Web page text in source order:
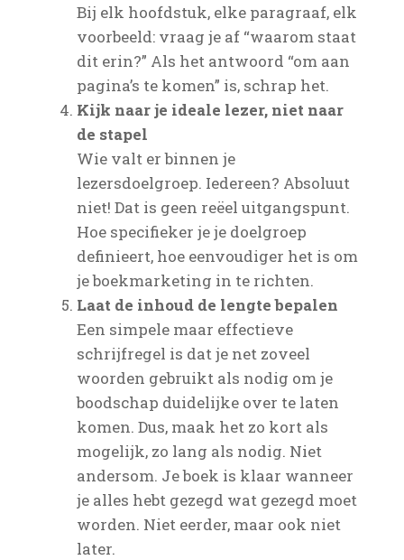
Bij elk hoofdstuk, elke paragraaf, elk
voorbeeld: vraag je af “waarom staat
dit erin?” Als het antwoord “om aan
pagina’s te komen” is, schrap het.
Kijk naar je ideale lezer, niet naar
de stapel
Wie valt er binnen je
lezersdoelgroep. Iedereen? Absoluut
niet! Dat is geen reëel uitgangspunt.
Hoe specifieker je je doelgroep
definieert, hoe eenvoudiger het is om
je boekmarketing in te richten.
Laat de inhoud de lengte bepalen
Een simpele maar effectieve
schrijfregel is dat je net zoveel
woorden gebruikt als nodig om je
boodschap duidelijke over te laten
komen. Dus, maak het zo kort als
mogelijk, zo lang als nodig. Niet
andersom. Je boek is klaar wanneer
je alles hebt gezegd wat gezegd moet
worden. Niet eerder, maar ook niet
later.